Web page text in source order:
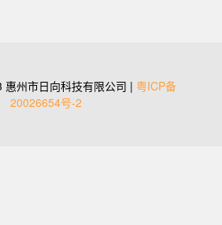
州市日向科技有限公司 | 粤ICP备
20026654号-2